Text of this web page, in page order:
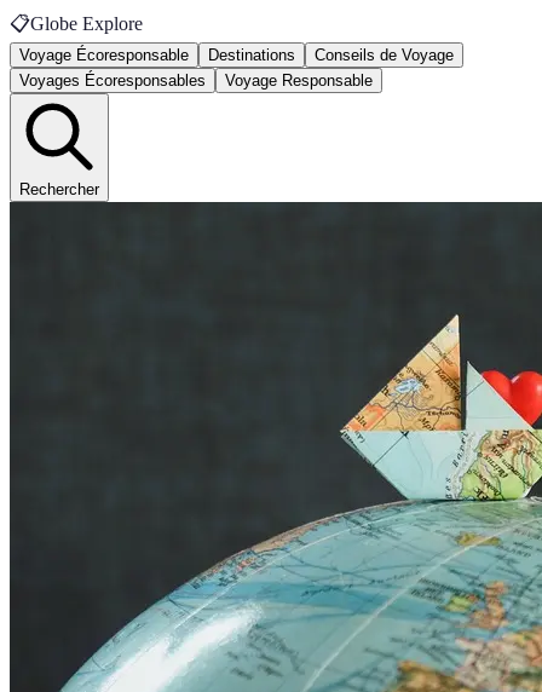
📋Globe Explore
Voyage Écoresponsable Destinations
Conseils de Voyage
Voyages Écoresponsables
Voyage Responsable
Rechercher